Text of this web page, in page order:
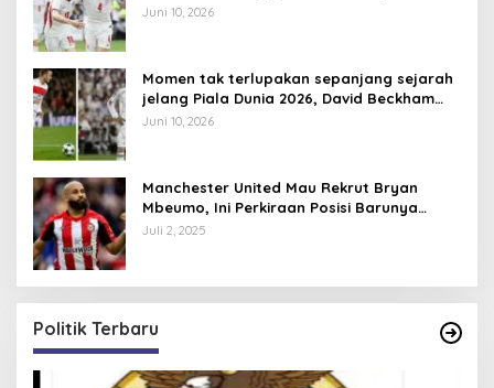
Juni 10, 2026
Momen tak terlupakan sepanjang sejarah
jelang Piala Dunia 2026, David Beckham
pernah dapat kartu merah
Juni 10, 2026
Manchester United Mau Rekrut Bryan
Mbeumo, Ini Perkiraan Posisi Barunya
dalam Skema Ruben Amorim
Juli 2, 2025
Politik Terbaru